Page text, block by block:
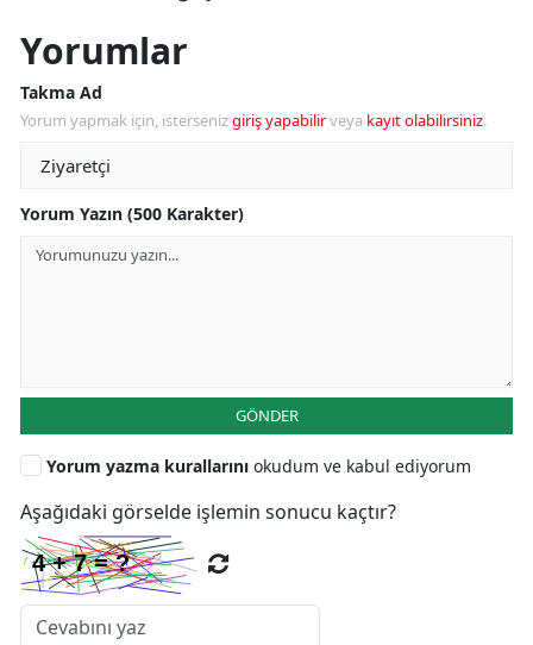
Yorumlar
Takma Ad
Yorum yapmak için, istersenizgiriş yapabilirveya kayıt olabilirsiniz.
Yorum Yazın (500 Karakter)
GÖNDER
Yorum yazma kurallarını okudum ve kabul ediyorum
Aşağıdaki görselde işlemin sonucu kaçtır?